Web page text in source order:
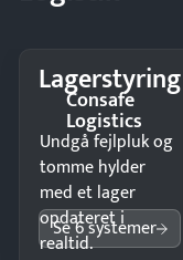
Lagerstyring
Consafe
Logistics
Undgå fejlpluk og
tomme hylder
med et lager
opdateret i
realtid.
Se 6 systemer